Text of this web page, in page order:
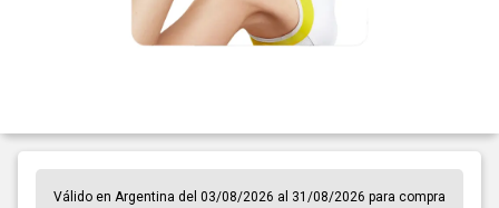
Válido en Argentina del 03/08/2026 al 31/08/2026 para compra